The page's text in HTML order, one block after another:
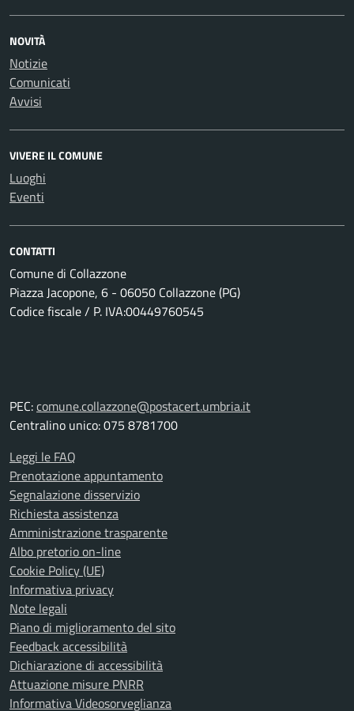
NOVITÀ
Notizie
Comunicati
Avvisi
VIVERE IL COMUNE
Luoghi
Eventi
CONTATTI
Comune di Collazzone
Piazza Jacopone, 6 - 06050 Collazzone (PG)
Codice fiscale / P. IVA:00449760545
PEC:comune.collazzone@postacert.umbria.it
Centralino unico: 075 8781700
Leggi le FAQ
Prenotazione appuntamento
Segnalazione disservizio
Richiesta assistenza
Amministrazione trasparente
Albo pretorio on-line
Cookie Policy (UE)
Informativa privacy
Note legali
Piano di miglioramento del sito
Feedback accessibilità
Dichiarazione di accessibilità
Attuazione misure PNRR
Informativa Videosorveglianza